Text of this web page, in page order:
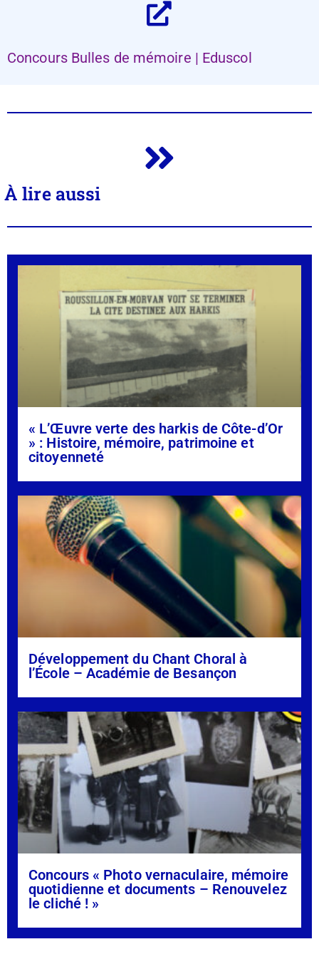
Concours Bulles de mémoire | Eduscol
À lire aussi
« L’Œuvre verte des harkis de Côte-d’Or
» : Histoire, mémoire, patrimoine et
citoyenneté
Développement du Chant Choral à
l’École – Académie de Besançon
Concours « Photo vernaculaire, mémoire
quotidienne et documents – Renouvelez
le cliché ! »